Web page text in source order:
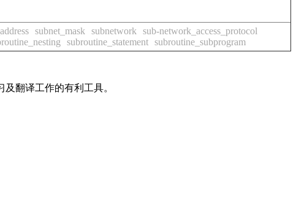
subnet_mask subnetwork
sub-network_access_protocol
subroutine_statement subroutine_subprogram
翻译工作的有利工具。